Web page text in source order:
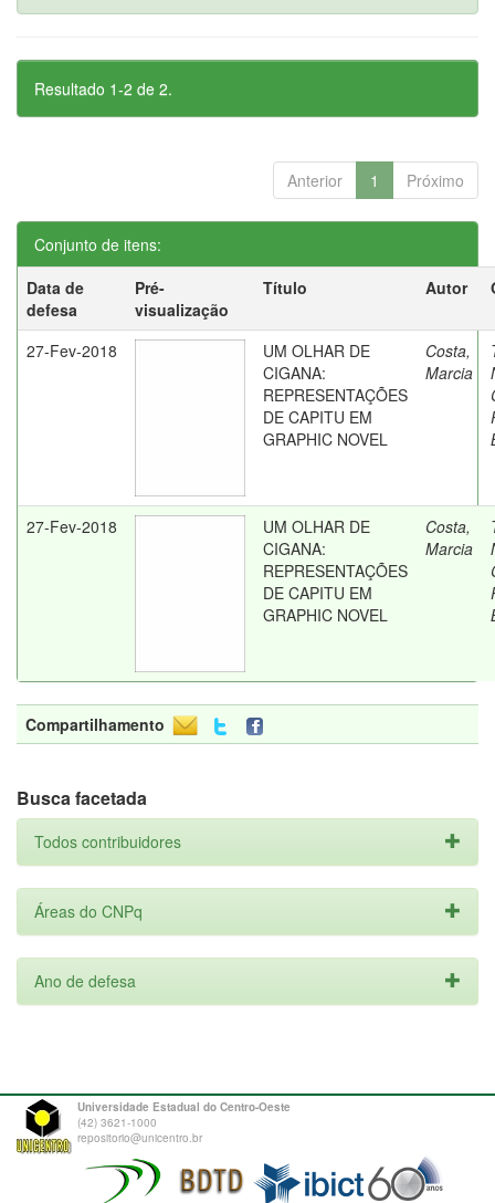
Resultado 1-2 de 2.
Anterior 1 Próximo
Conjunto de itens:
Data de
defesa
Pré-
visualização
Título Autor
27-Fev-2018
UM OLHAR DE
CIGANA:
REPRESENTAÇÕES
DE CAPITU EM
GRAPHIC NOVEL
Costa,
Marcia
27-Fev-2018
UM OLHAR DE
CIGANA:
REPRESENTAÇÕES
DE CAPITU EM
GRAPHIC NOVEL
Costa,
Marcia
Compartilhamento
Busca facetada
Todos contribuidores
Áreas do CNPq
Ano de defesa
Universidade Estadual do Centro-Oeste
(42) 3621-1000
repositorio@unicentro.br